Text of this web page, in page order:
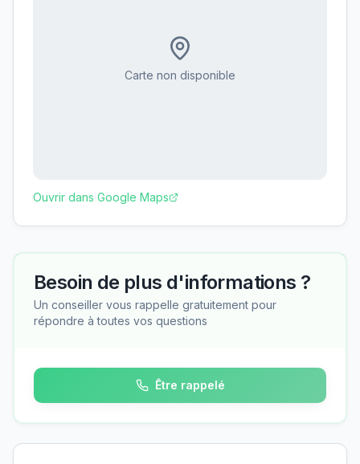
Carte non disponible
Ouvrir dans Google Maps
Besoin de plus d'informations ?
Un conseiller vous rappelle gratuitement pour
répondre à toutes vos questions
Être rappelé